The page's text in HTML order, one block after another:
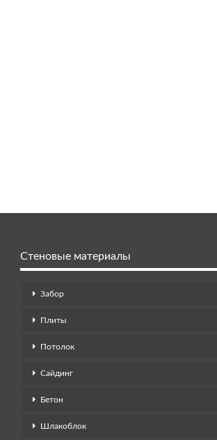
Стеновые материалы
Забор
Плиты
Потолок
Сайдинг
Бетон
Шлакоблок